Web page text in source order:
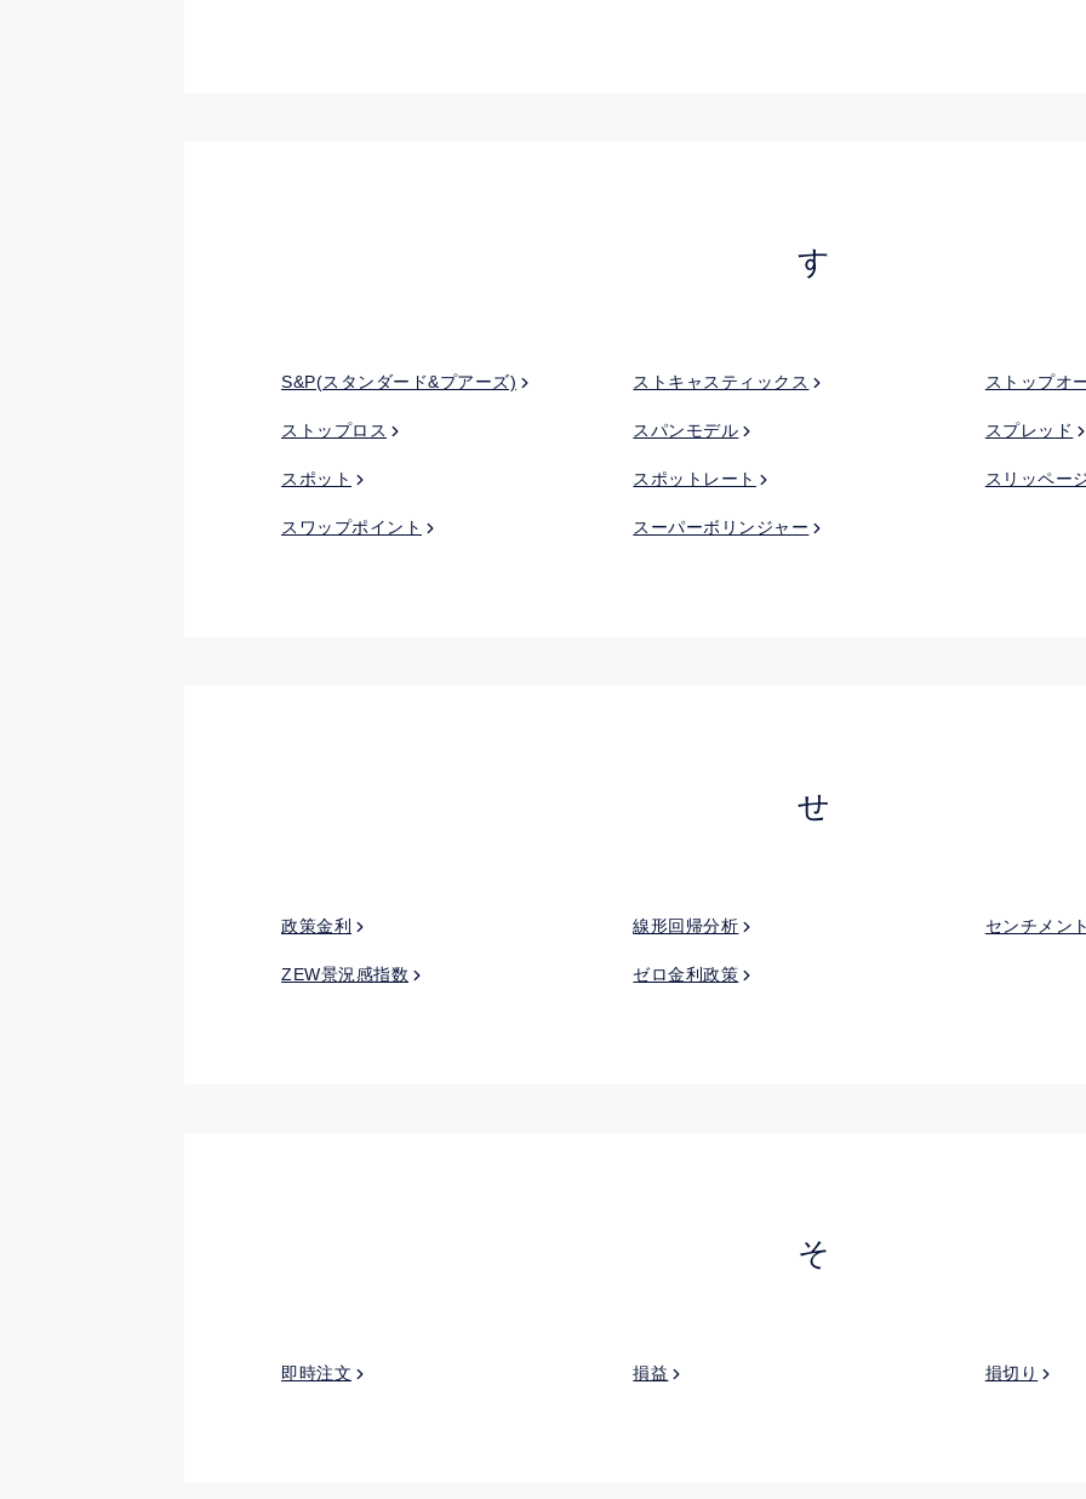
す
S&P(スタンダード&プアーズ) ストキャスティックス ストップオ
ストップロス スパンモデル スプレッド
スポット スポットレート スリッペー
スワップポイント スーパーボリンジャー
せ
政策金利 線形回帰分析 センチメン
ZEW景況感指数 ゼロ金利政策
そ
即時注文 損益 損切り